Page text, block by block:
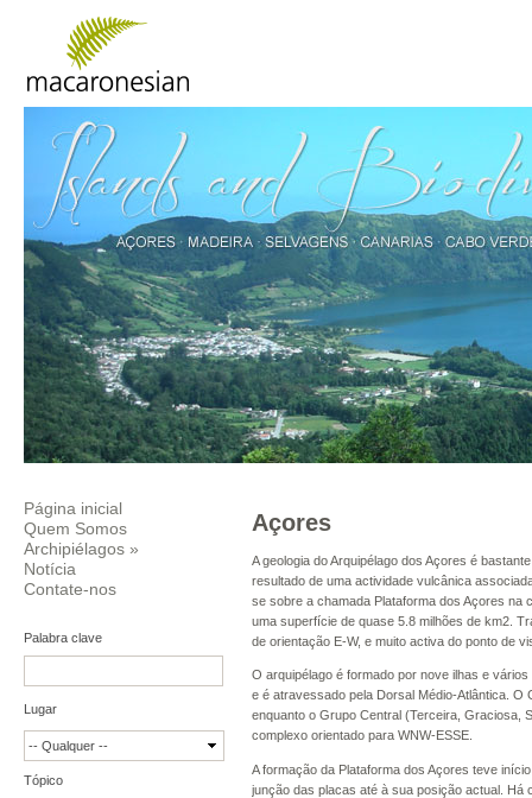
Página inicial
Quem Somos
Archipiélagos »
Notícia
Contate-nos
Palabra clave
Lugar
Tópico
Açores
A geologia do Arquipélago dos Açores é
resultado de uma actividade vulcânica
se sobre a chamada Plataforma dos Açores na
uma superfície de quase 5.8 milhões de km2.
de orientação E-W, e muito activa do ponto de
O arquipélago é formado por nove ilhas e
e é atravessado pela Dorsal Médio-Atlântica.
enquanto o Grupo Central (Terceira, Graciosa,
complexo orientado para WNW-ESSE.
A formação da Plataforma dos Açores teve
junção das placas até à sua posição actual. Há